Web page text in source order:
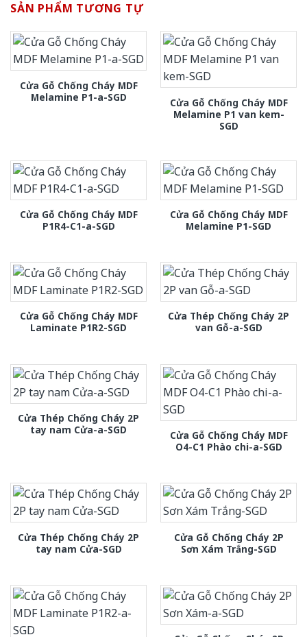
SẢN PHẨM TƯƠNG TỰ
Cửa Gỗ Chống Cháy MDF
Melamine P1-a-SGD
Cửa Gỗ Chống Cháy MDF
Melamine P1 van kem-
SGD
Cửa Gỗ Chống Cháy MDF
P1R4-C1-a-SGD
Cửa Gỗ Chống Cháy MDF
Melamine P1-SGD
Cửa Gỗ Chống Cháy MDF
Laminate P1R2-SGD
Cửa Thép Chống Cháy 2P
van Gỗ-a-SGD
Cửa Thép Chống Cháy 2P
tay nam Cửa-a-SGD
Cửa Gỗ Chống Cháy MDF
O4-C1 Phào chi-a-SGD
Cửa Thép Chống Cháy 2P
tay nam Cửa-SGD
Cửa Gỗ Chống Cháy 2P
Sơn Xám Trắng-SGD